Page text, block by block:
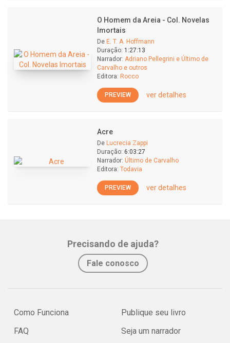
O Homem da Areia - Col. Novelas
Imortais
De E. T. A. Hoffmann
Duração: 1:27:13
Narrador: Adriano Pellegrini e Último de
Carvalho e outros
Editora: Rocco
PREVIEW ver detalhes
Acre
De Lucrecia Zappi
Duração: 6:03:27
Narrador: Último de Carvalho
Editora: Todavia
PREVIEW ver detalhes
Precisando de ajuda?
Fale conosco
Como Funciona
FAQ
Publique seu livro
Seja um narrador